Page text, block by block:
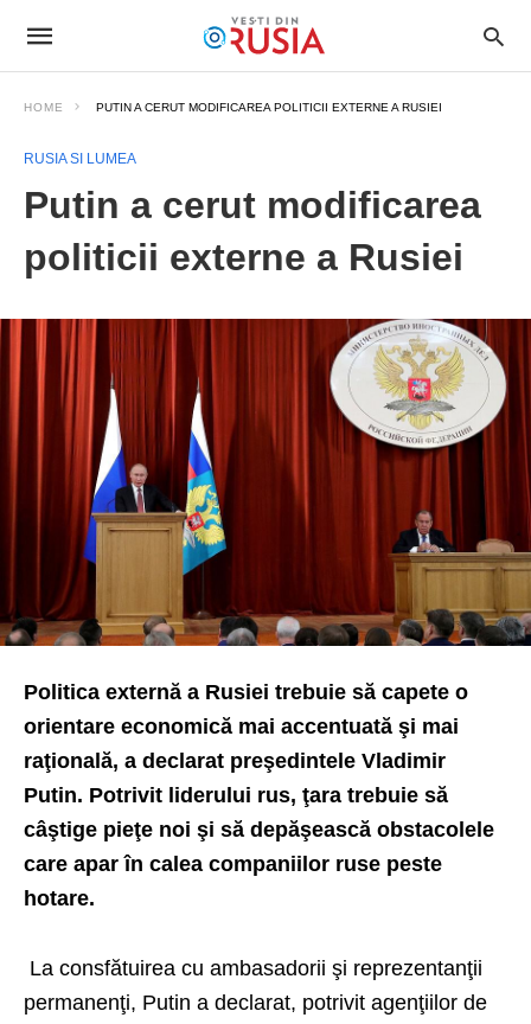
HOME PUTIN A CERUT MODIFICAREA POLITICII EXTERNE A RUSIEI
RUSIA SI LUMEA
Putin a cerut modificarea
politicii externe a Rusiei
Politica externă a Rusiei trebuie să capete o
orientare economică mai accentuată şi mai
raţională, a declarat preşedintele Vladimir
Putin. Potrivit liderului rus, ţara trebuie să
câştige pieţe noi şi să depăşească obstacolele
care apar în calea companiilor ruse peste
hotare.
La consfătuirea cu ambasadorii şi reprezentanţii
permanenţi, Putin a declarat, potrivit agenţiilor de